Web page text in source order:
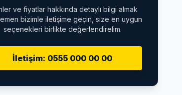
ve fiyatlar hakkında detaylı bilgi almak
bizimle iletişime geçin, size en uygun
seçenekleri birlikte değerlendirelim.
İletişim: 0555 000 00 00